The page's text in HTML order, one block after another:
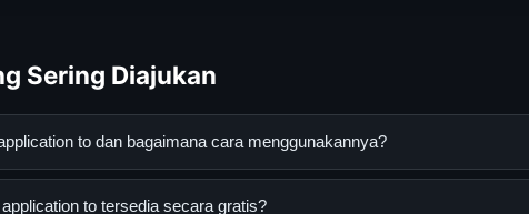
Sering Diajukan
to dan bagaimana cara menggunakannya?
to adalah layanan digital yang dirancang untuk membantu pengguna
to tersedia secara gratis?